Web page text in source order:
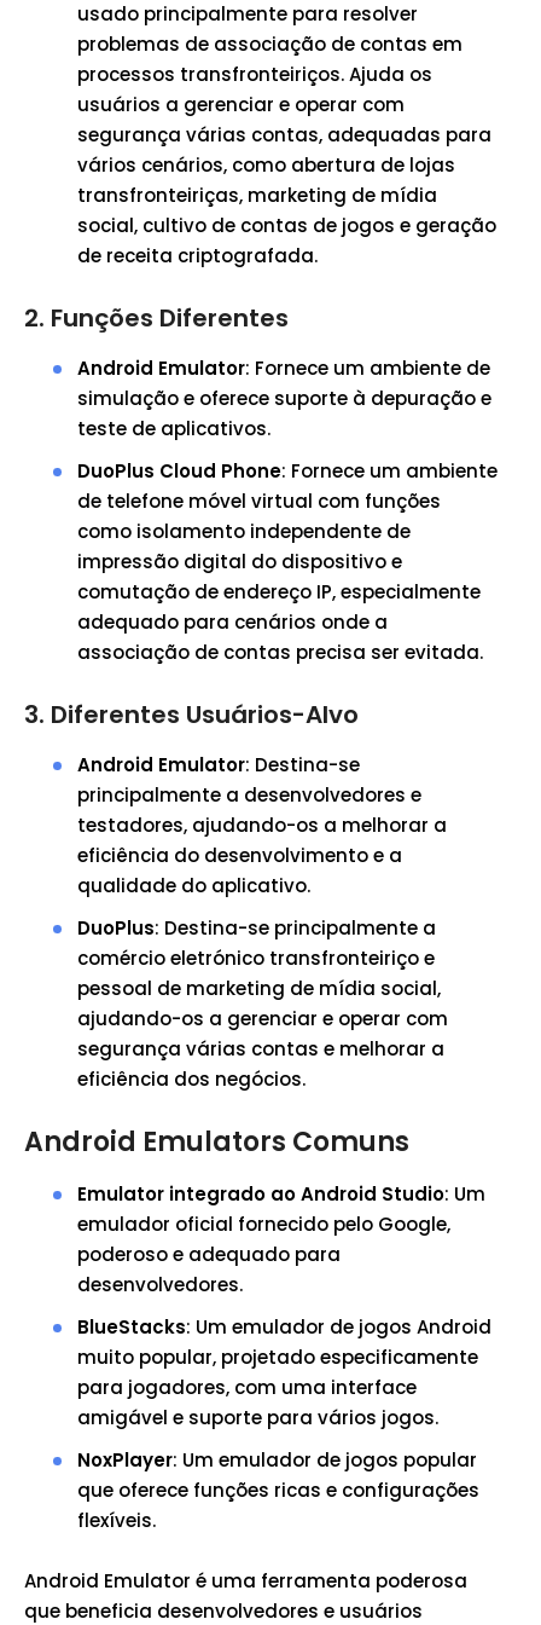
usado principalmente para resolver
problemas de associação de contas em
processos transfronteiriços. Ajuda os
usuários a gerenciar e operar com
segurança várias contas, adequadas para
vários cenários, como abertura de lojas
transfronteiriças, marketing de mídia
social, cultivo de contas de jogos e geração
de receita criptografada.
2. Funções Diferentes
Android Emulator: Fornece um ambiente de
simulação e oferece suporte à depuração e
teste de aplicativos.
DuoPlus Cloud Phone: Fornece um ambiente
de telefone móvel virtual com funções
como isolamento independente de
impressão digital do dispositivo e
comutação de endereço IP, especialmente
adequado para cenários onde a
associação de contas precisa ser evitada.
3. Diferentes Usuários-Alvo
Android Emulator: Destina-se
principalmente a desenvolvedores e
testadores, ajudando-os a melhorar a
eficiência do desenvolvimento e a
qualidade do aplicativo.
DuoPlus: Destina-se principalmente a
comércio eletrónico transfronteiriço e
pessoal de marketing de mídia social,
ajudando-os a gerenciar e operar com
segurança várias contas e melhorar a
eficiência dos negócios.
Android Emulators Comuns
Emulator integrado ao Android Studio: Um
emulador oficial fornecido pelo Google,
poderoso e adequado para
desenvolvedores.
BlueStacks: Um emulador de jogos Android
muito popular, projetado especificamente
para jogadores, com uma interface
amigável e suporte para vários jogos.
NoxPlayer: Um emulador de jogos popular
que oferece funções ricas e configurações
flexíveis.
Android Emulator é uma ferramenta poderosa
que beneficia desenvolvedores e usuários